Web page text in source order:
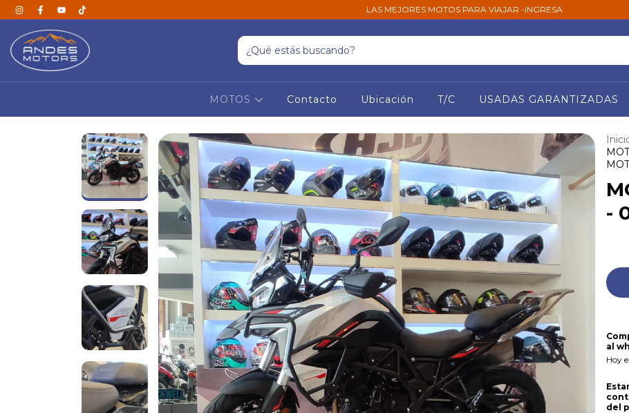
LAS MEJORES MOTOS PARA VIAJAR -iNGRESA
MOTOS Contacto Ubicación T/C USADAS GARANTIZADAS
-
al
Hoy
del